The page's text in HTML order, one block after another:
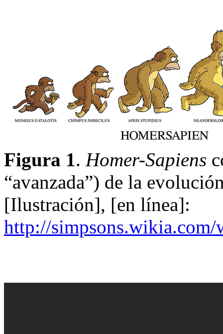
Figura 1 . Homer-Sapiens
“avanzada”) de la
[Ilustración], [en línea]:
http://